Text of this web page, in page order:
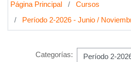
Página Principal
Cursos
Período 2-2026 - Junio /
Categorías: